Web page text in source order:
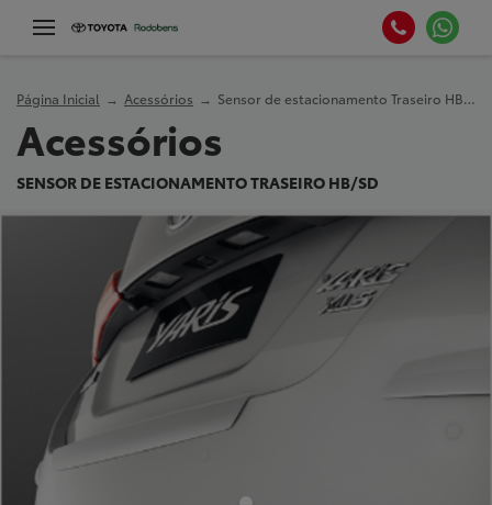
Página Inicial Acessórios Sensor de estacionamento Traseiro HB/SD
Acessórios
SENSOR DE ESTACIONAMENTO TRASEIRO HB/SD